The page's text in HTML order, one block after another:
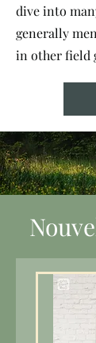
dive into
generally
in other field